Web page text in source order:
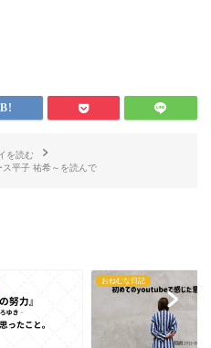
を読む
ス平子 祐希～を読んで
おねむな日記